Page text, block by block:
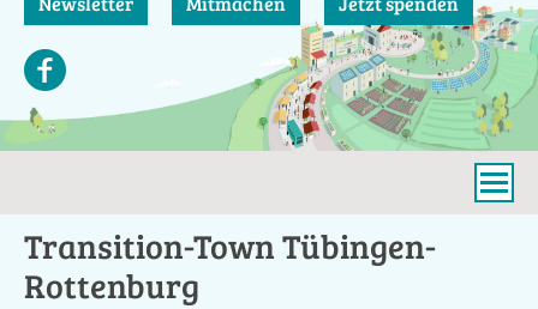
Transition-Town Tübingen-
Rottenburg